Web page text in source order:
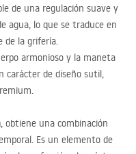
de una regulación suave y
agua, lo que se traduce en
de la grifería.
armonioso y la maneta
carácter de diseño sutil,
, obtiene una combinación
Es un elemento de